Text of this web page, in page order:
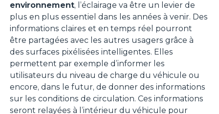
environnement, l’éclairage va être un levier de
plus en plus essentiel dans les années à venir. Des
informations claires et en temps réel pourront
être partagées avec les autres usagers grâce à
des surfaces pixélisées intelligentes. Elles
permettent par exemple d’informer les
utilisateurs du niveau de charge du véhicule ou
encore, dans le futur, de donner des informations
sur les conditions de circulation. Ces informations
seront relayées à l’intérieur du véhicule pour